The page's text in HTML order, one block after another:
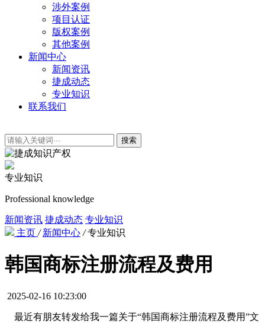
涉外案例
项目认证
版权案例
其他案例
新闻中心
新闻资讯
捷成动态
专业知识
联系我们
搜索
专业知识
Professional knowledge
新闻资讯 捷成动态 专业知识
主页 / 新闻中心 / 专业知识
韩国商标注册流程及费用
2025-02-16 10:23:00
最近有朋友转发给我一篇关于“韩国商标注册流程及费用”文